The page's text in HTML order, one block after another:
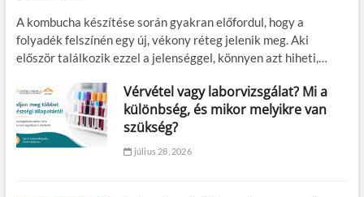
A kombucha készítése során gyakran előfordul, hogy a
folyadék felszínén egy új, vékony réteg jelenik meg. Aki
először találkozik ezzel a jelenséggel, könnyen azt hiheti,…
Vérvétel vagy laborvizsgálat? Mi a
különbség, és mikor melyikre van
szükség?
július 28, 2026